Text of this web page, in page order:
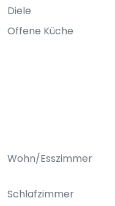
Diele
Offene Küche
Wohn/Esszimmer
Schlafzimmer